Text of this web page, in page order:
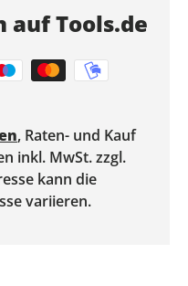
auf Tools.de
, Raten- und Kauf
inkl. MwSt. zzgl.
kann die
variieren.